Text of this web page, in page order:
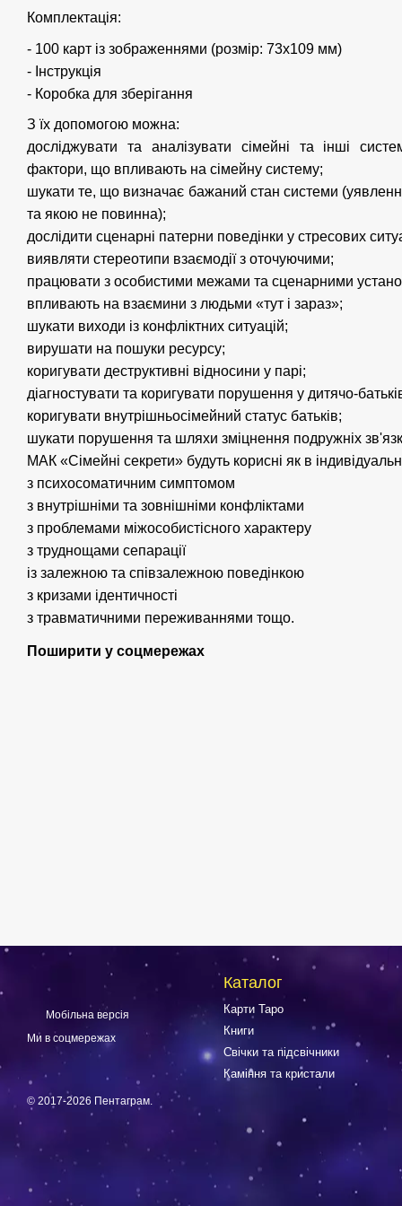
Комплектація:
- 100 карт із зображеннями (розмір: 73х109 мм)
- Інструкція
- Коробка для зберігання
З їх допомогою можна:
досліджувати та аналізувати сімейні та інші
фактори, що впливають на сімейну систему;
шукати те, що визначає бажаний стан системи
та якою не повинна);
дослідити сценарні патерни поведінки у стресових
виявляти стереотипи взаємодії з оточуючими;
працювати з особистими межами та сценарними
впливають на взаємини з людьми «тут і зараз»;
шукати виходи із конфліктних ситуацій;
вирушати на пошуки ресурсу;
коригувати деструктивні відносини у парі;
діагностувати та коригувати порушення у дитячо-
коригувати внутрішньосімейний статус батьків;
шукати порушення та шляхи зміцнення подружніх
МАК «Сімейні секрети» будуть корисні як в
з психосоматичним симптомом
з внутрішніми та зовнішніми конфліктами
з проблемами міжособистісного характеру
з труднощами сепарації
із залежною та співзалежною поведінкою
з кризами ідентичності
з травматичними переживаннями тощо.
Поширити у соцмережах
Мобільна версія
Ми в соцмережах
© 2017-2026 Пентаграм.
Каталог
Карти Таро
Книги
Свічки та підсвічники
Каміння та кристали